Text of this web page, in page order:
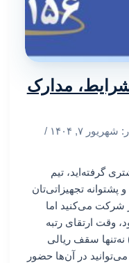
شرایط، مدارک
شهریور ۷, ۱۴۰۴
/
گرفته‌اید، تیم
تجهیزاتی‌تان
شرکت می‌کنید اما
ارتقای رتبه
سقف ریالی
در آن‌ها حضور